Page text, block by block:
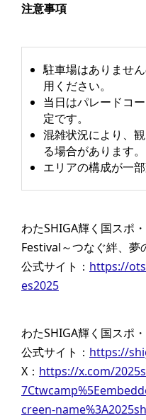
注意事項
駐車場はありませ
用ください。
当日はパレードコ
定です。
混雑状況により、
る場合があります。
エリアの構成が一
わたSHIGA輝く国スポ
Festival～つなぐ絆、夢
公式サイト： https://
es2025
わたSHIGA輝く国スポ
公式サイト： https://
X： https://x.com/
creen-